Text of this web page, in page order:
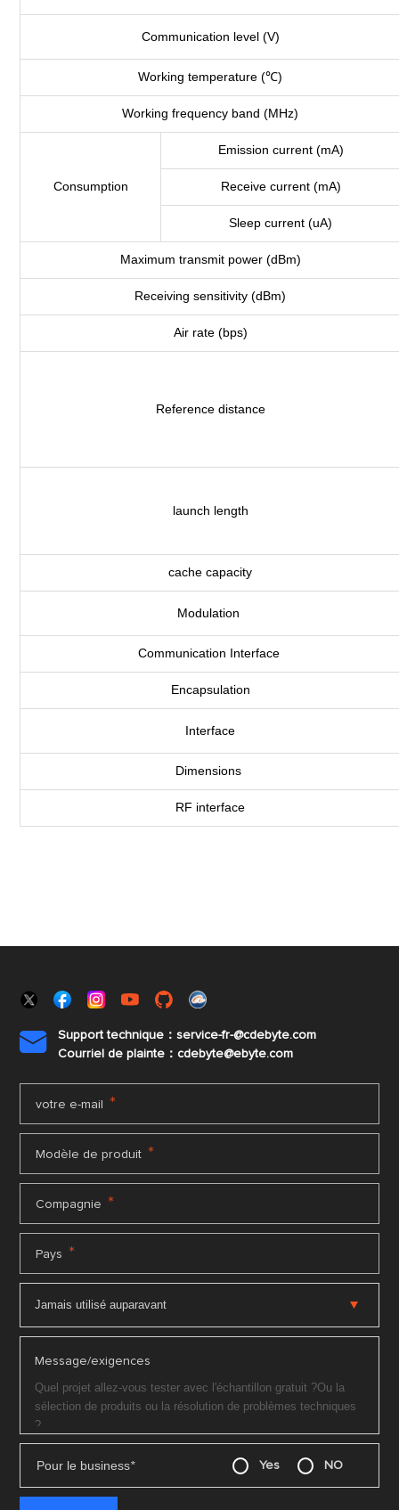
Communication level (V)
Working temperature (℃)
Working frequency band (MHz)
Consumption
Emission current (mA)
Receive current (mA)
Sleep current (uA)
Maximum transmit power (dBm)
Receiving sensitivity (dBm)
Air rate (bps)
Reference distance
launch length
cache capacity
Modulation
Communication Interface
Encapsulation
Interface
Dimensions
RF interface

Support technique：service-fr-@cdebyte.com
Courriel de plainte：cdebyte@ebyte.com
votre e-mail *
Modèle de produit *
Compagnie *
Pays *
Message/exigences
Pour le business* Yes NO